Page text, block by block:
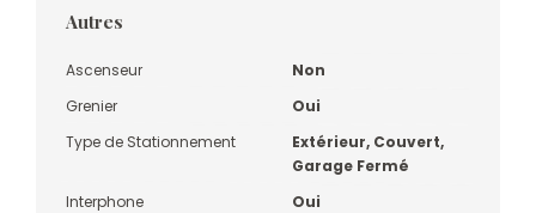
Autres
Ascenseur
Non
Grenier
Oui
Type de Stationnement
Extérieur, Couvert,
Garage Fermé
Interphone
Oui